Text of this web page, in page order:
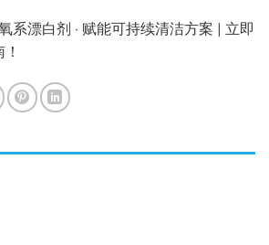
漂白剂 · 赋能可持续清洁方案 | 立即